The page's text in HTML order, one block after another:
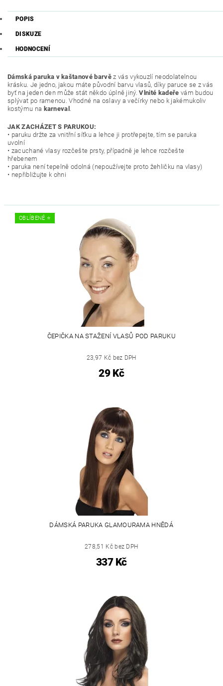
POPIS
DISKUZE
HODNOCENÍ
Dámská paruka v kaštanové barvěz vás vykouzlí neodolatelnou
krásku. Je jedno, jakou máte původní barvu vlasů, díky paruce se z vás
byť na jeden den může stát někdo úplně jiný.Vlnité kadeře vám budou
splývat po ramenou. Vhodné na oslavy a večírky nebo k jakémukoliv
kostýmu na karneval .
JAK ZACHÁZET S PARUKOU:
• paruku držte za vnitřní síťku a lehce ji protřepejte, tím se paruka
uvolní
• zacuchané vlasy rozčešte prsty, případně je lehce rozčešte
hřebenem
• paruka není tepelně odolná (nepoužívejte proto žehličku na vlasy)
• nepřibližujte k ohni
OBLÍBENÉ ⭐️
ČEPIČKA NA STAŽENÍ VLASŮ POD PARUKU
23,97 Kč bez DPH
29 Kč
DÁMSKÁ PARUKA GLAMOURAMA HNĚDÁ
278,51 Kč bez DPH
337 Kč